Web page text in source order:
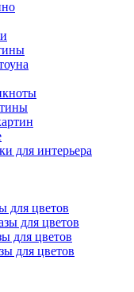
для интерьера
для цветов
для цветов
для цветов
для цветов